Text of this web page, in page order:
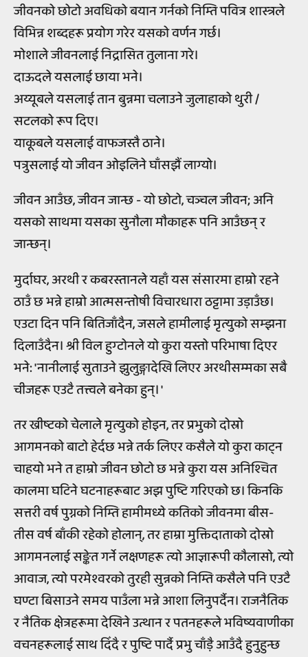
जीवनको छोटो अवधिको बयान गर्नको निम्ति पवित्र शास्त्रले
विभिन्न शब्दहरू प्रयोग गरेर यसको वर्णन गर्छ।
मोशाले जीवनलाई निद्रासित तुलाना गरे।
दाऊदले यसलाई छाया भने।
अय्यूबले यसलाई तान बुन्नमा चलाउने जुलाहाको थुरी /
सटलको रूप दिए।
याकूबले यसलाई वाफजस्तै ठाने।
पत्रुसलाई यो जीवन ओइलिने घाँसझैं लाग्यो।
जीवन आउँछ, जीवन जान्छ - यो छोटो, चञ्चल जीवन; अनि
यसको साथमा यसका सुनौला मौकाहरू पनि आउँछन् र
जान्छन्।
मुर्दाघर, अरथी र कबरस्तानले यहाँ यस संसारमा हाम्रो रहने
ठाउँ छ भन्ने हाम्रो आत्मसन्तोषी विचारधारा ठट्टामा उड़ाउँछ।
एउटा दिन पनि बितिजाँदैन, जसले हामीलाई मृत्युको सम्झना
दिलाउँदैन। श्री विल हुग्टोनले यो कुरा यस्तो परिभाषा दिएर
भने: 'नानीलाई सुताउने झुलुङ्गादेखि लिएर अरथीसम्मका सबै
चीजहरू एउटै तत्त्वले बनेका हुन्। '
तर ख्रीष्टको चेलाले मृत्युको होइन, तर प्रभुको दोस्रो
आगमनको बाटो हेर्दछ भन्ने तर्क लिएर कसैले यो कुरा काट्न
चाहयो भने त हाम्रो जीवन छोटो छ भन्ने कुरा यस अनिश्चित
कालमा घटिने घटनाहरूबाट अझ पुष्टि गरिएको छ। किनकि
सत्तरी वर्ष पुग्नको निम्ति हामीमध्ये कतिको जीवनमा बीस-
तीस वर्ष बाँकी रहेको होलान्, तर हाम्रा मुक्तिदाताको दोस्रो
आगमनलाई सङ्केत गर्ने लक्षणहरू त्यो आज्ञारूपी कौलासो, त्यो
आवाज, त्यो परमेश्वरको तुरही सुन्नको निम्ति कसैले पनि एउटै
घण्टा बिसाउने समय पाउँला भन्ने आशा लिनुपर्दैन। राजनैतिक
र नैतिक क्षेत्रहरूमा देखिने उत्थान र पतनहरूले भविष्यवाणीका
वचनहरूलाई साथ दिँदै र पुष्टि पार्दै प्रभु चाँड़ै आउँदै हुनुहुन्छ